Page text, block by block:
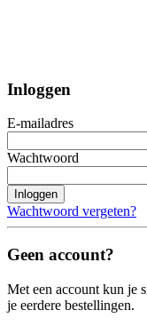
Inloggen
E-mailadres
Wachtwoord
Inloggen
Wachtwoord vergeten?
Geen account?
Met een account kun je
je eerdere bestellingen.